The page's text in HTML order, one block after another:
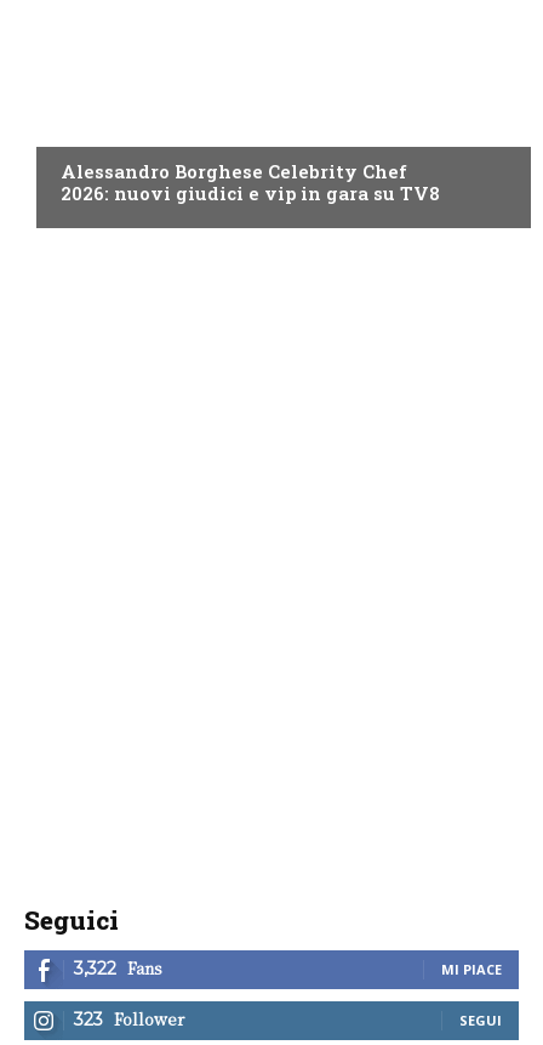
Alessandro Borghese Celebrity Chef
2026: nuovi giudici e vip in gara su TV8
Seguici
3,322 Fans MI PIACE
323 Follower SEGUI